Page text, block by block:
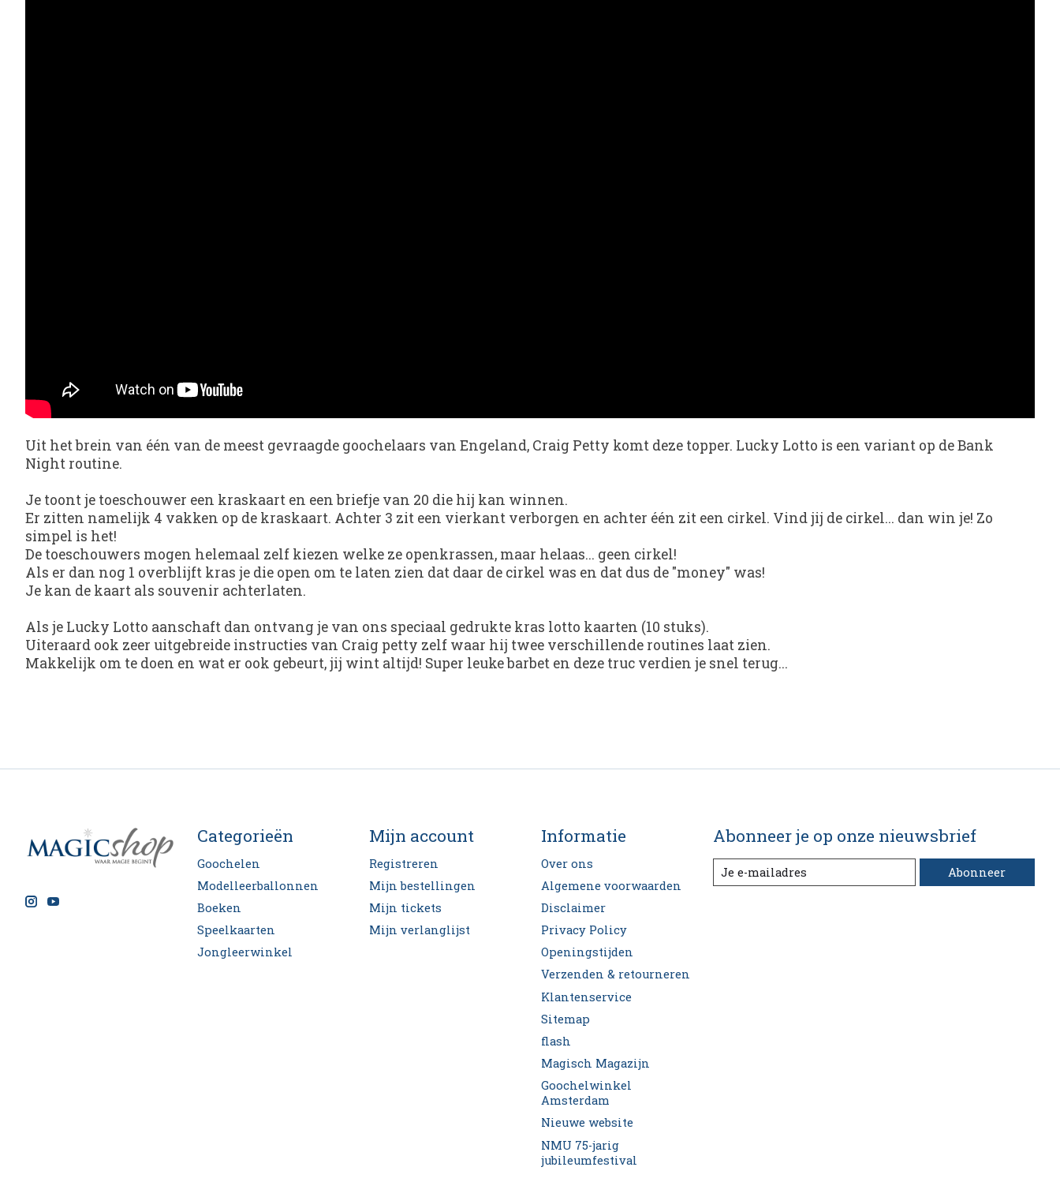
Uit het brein van één van de meest gevraagde goochelaars van Engeland, Craig Petty komt deze topper. Lucky Lotto is een variant op de Bank
Night routine.
Je toont je toeschouwer een kraskaart en een briefje van 20 die hij kan winnen.
Er zitten namelijk 4 vakken op de kraskaart. Achter 3 zit een vierkant verborgen en achter één zit een cirkel. Vind jij de cirkel... dan win je! Zo
simpel is het!
De toeschouwers mogen helemaal zelf kiezen welke ze openkrassen, maar helaas... geen cirkel!
Als er dan nog 1 overblijft kras je die open om te laten zien dat daar de cirkel was en dat dus de "money" was!
Je kan de kaart als souvenir achterlaten.
Als je Lucky Lotto aanschaft dan ontvang je van ons speciaal gedrukte kras lotto kaarten (10 stuks).
Uiteraard ook zeer uitgebreide instructies van Craig petty zelf waar hij twee verschillende routines laat zien.
Makkelijk om te doen en wat er ook gebeurt, jij wint altijd! Super leuke barbet en deze truc verdien je snel terug...
Categorieën
Goochelen
Modelleerballonnen
Boeken
Speelkaarten
Jongleerwinkel
Mijn account
Registreren
Mijn bestellingen
Mijn tickets
Mijn verlanglijst
Informatie
Over ons
Algemene voorwaarden
Disclaimer
Privacy Policy
Openingstijden
Verzenden & retourneren
Klantenservice
Sitemap
flash
Magisch Magazijn
Goochelwinkel
Amsterdam
Nieuwe website
NMU 75-jarig
jubileumfestival
Abonneer je op onze nieuwsbrief
Abonneer